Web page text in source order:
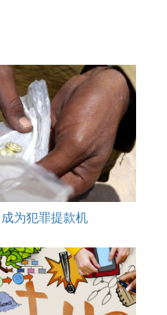
为犯罪提款机